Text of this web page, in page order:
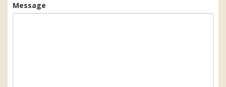
Message